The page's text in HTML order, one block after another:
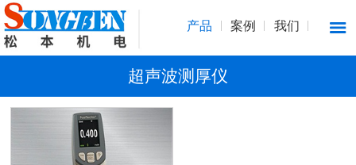
产品 案例 我们
超声波测厚仪